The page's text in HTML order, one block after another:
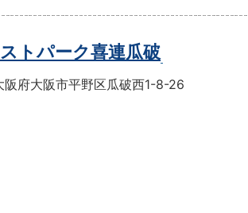
ストパーク喜連瓜破
阪府大阪市平野区瓜破西1-8-26